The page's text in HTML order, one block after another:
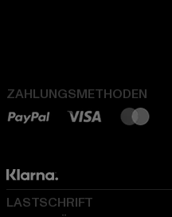
ZAHLUNGSMETHODEN
LASTSCHRIFT